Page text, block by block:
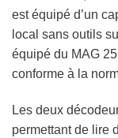
est équipé d’un
local sans outils
équipé du MAG
conforme à la
Les deux
permettant de lire